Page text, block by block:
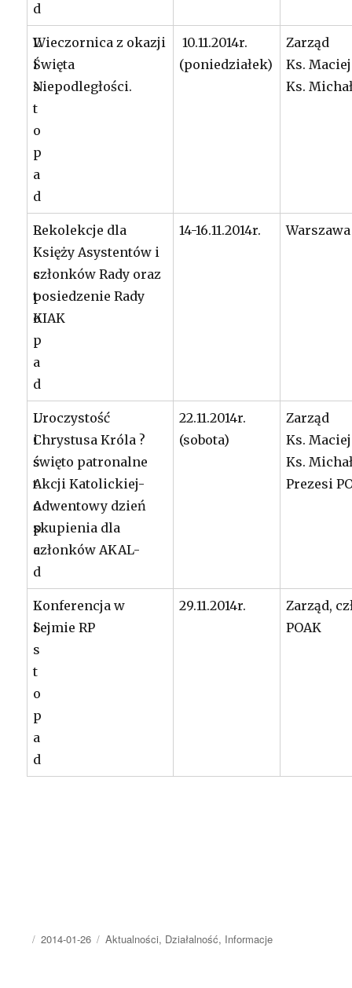
d
L
i
s
t
o
p
a
d
Wieczornica z okazji
Święta
Niepodległości.
10.11.2014r.
(poniedziałek)
Zarząd
Ks.
Ks.
L
i
s
t
o
p
a
d
Rekolekcje dla
Księży Asystentów i
członków Rady oraz
posiedzenie Rady
KIAK
14-16.11.2014r.
L
i
s
t
o
p
a
d
Uroczystość
Chrystusa Króla ?
święto patronalne
Akcji Katolickiej-
Adwentowy dzień
skupienia dla
członków AKAL-
22.11.2014r.
(sobota)
Zarząd
Ks.
Ks.
Prezesi
L
i
s
t
o
p
a
d
Konferencja w
Sejmie RP
29.11.2014r.
Zarząd,
POAK
AutorOpublikowano
2014-01-26 Kategorie
Aktualności, Działalność, Informacje